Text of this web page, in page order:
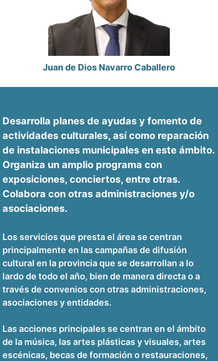
Juan de Dios Navarro Caballero
Desarrolla planes de ayudas y fomento de
actividades culturales, así como reparación
de instalaciones municipales en este ámbito.
Organiza un amplio programa con
exposiciones, conciertos, entre otras.
Colabora con otras administraciones y/o
asociaciones.
Los servicios que presta el área se centran
principalmente en las campañas de difusión
cultural en la provincia que se desarrollan a lo
lardo de todo el año, bien de manera directa o a
través de convenios con otras administraciones,
asociaciones y entidades.
Las acciones principales se centran en el ámbito
de la música, las artes plásticas y visuales, artes
escénicas, becas de formación o restauraciones,